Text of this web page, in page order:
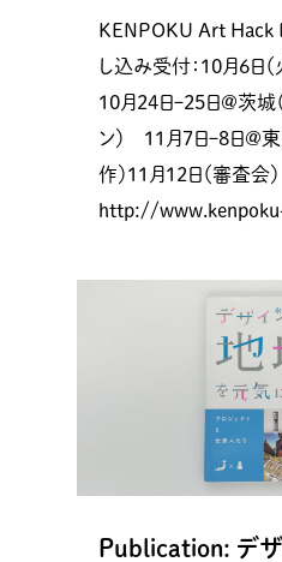
KENPOKU Art Hack
し込み受付：10月6日
10月24日ｰ25日@茨城
ン） 11月7日ｰ8日@東
作）11月12日（審査会）
http://
Publication: デザ